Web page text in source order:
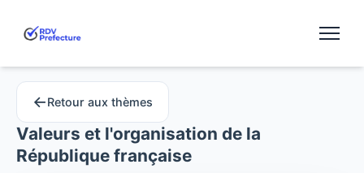
←Retour aux thèmes
Valeurs et l'organisation de la
République française